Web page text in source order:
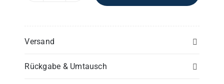
–
Menge
Versand
Rückgabe & Umtausch